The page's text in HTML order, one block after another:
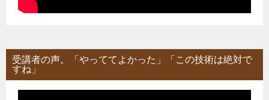
受講者の声。「やっててよかった」「この技術は絶対で
すね」